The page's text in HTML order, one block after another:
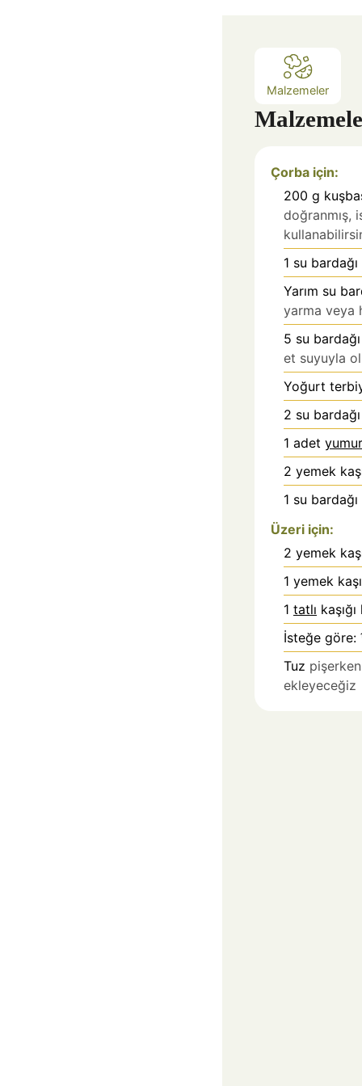
Malzemeler
Çorba için:
200 g
doğranmış,
1 su
Yarım su
yarma veya
5 su
et suyuyla
Yoğurt
2 su
1 adet
2 yemek
1 su bardağı
Üzeri için:
2 yemek
1 yemek
1 tatlı
İsteğe göre:
Tuz
ekleyeceğiz